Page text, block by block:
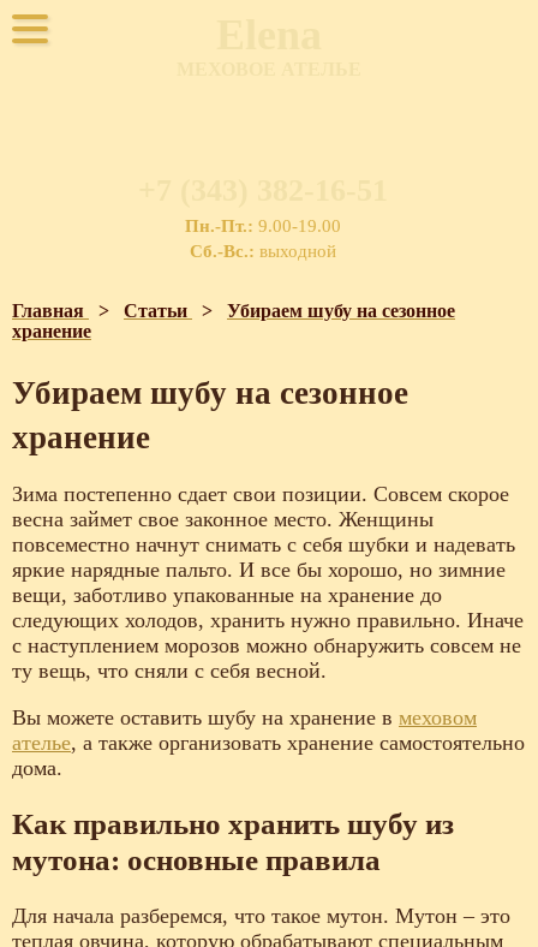
Пн.-Пт.: 9.00-19.00
Сб.-Вс.: выходной
Главная > Статьи > Убираем шубу на сезонное
хранение
Убираем шубу на сезонное
хранение
Зима постепенно сдает свои позиции. Совсем скорое
весна займет свое законное место. Женщины
повсеместно начнут снимать с себя шубки и надевать
яркие нарядные пальто. И все бы хорошо, но зимние
вещи, заботливо упакованные на хранение до
следующих холодов, хранить нужно правильно. Иначе
с наступлением морозов можно обнаружить совсем не
ту вещь, что сняли с себя весной.
Вы можете оставить шубу на хранение в меховом
ателье, а также организовать хранение самостоятельно
дома.
Как правильно хранить шубу из
мутона: основные правила
Для начала разберемся, что такое мутон. Мутон – это
теплая овчина, которую обрабатывают специальным